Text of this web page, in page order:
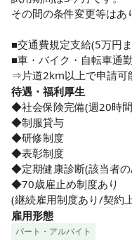
私たちが最大限できるこ
経験が浅い方も活躍中。
ブランクがある方、子育
チームで業務に取り組む
「資格はあるけど経験が
困った時や分からないこ
すぐに相談できるので安
その間の条件変更等はあ
■交通費規定支給(5万円
■車・バイク・自転車通
⇒片道2km以上で申請
待遇・福利厚生
◆社会保険完備(週20時
◆制服貸与
◆研修制度
◆表彰制度
◆定期健康診断(該当者
◆70歳雇止め制度あり
(継続雇用制度あり/契約
雇用形態
パート・アルバイト